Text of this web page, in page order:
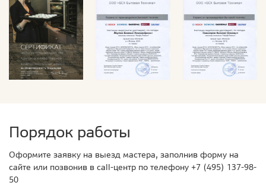
Порядок работы
Оформите заявку на выезд мастера, заполнив форму на
сайте или позвонив в call-центр по телефону +7 (495) 137-98-
50